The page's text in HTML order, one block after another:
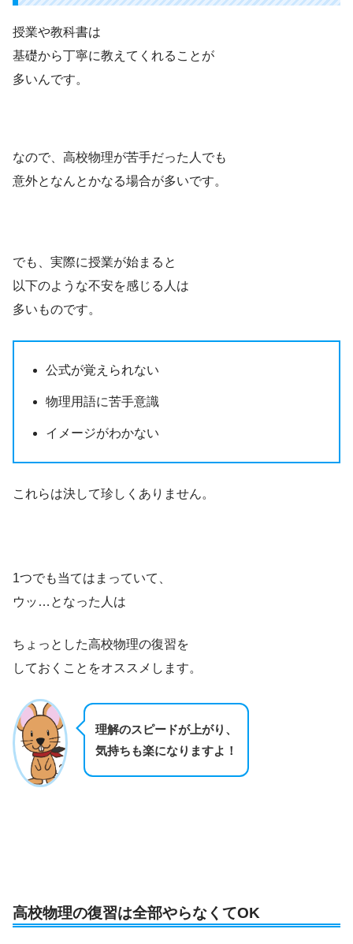
授業や教科書は
基礎から丁寧に教えてくれることが
多いんです。
なので、高校物理が苦手だった人でも
意外となんとかなる場合が多いです。
でも、実際に授業が始まると
以下のような不安を感じる人は
多いものです。
公式が覚えられない
物理用語に苦手意識
イメージがわかない
これらは決して珍しくありません。
1つでも当てはまっていて、
ウッ…となった人は
ちょっとした高校物理の復習を
しておくことをオススメします。
理解のスピードが上がり、
気持ちも楽になりますよ！
高校物理の復習は全部やらなくてOK